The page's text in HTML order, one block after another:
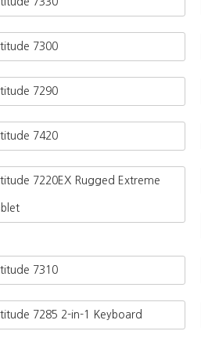
7300
7290
7420
7220EX Rugged Extreme
7310
7285 2-in-1 Keyboard